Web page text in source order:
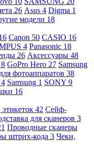
26 Asus 4 Digma 1
модели 18
Canon 50 CASIO 16
4 Panasonic 18
26 Аксессуары 48
8 GoPro Hero 27 Samsung
фотоаппаратов 38
4 Samsung 1 SONY 9
16
42 Сейф-
для сканеров 3
Проводные сканеры
штрих-кода 3 Чеки,